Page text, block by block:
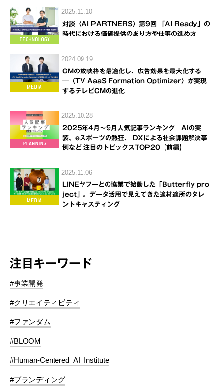
2025.11.10
対談〈AI PARTNERS〉第9回 「AI Ready」の
時代における価値提供のあり方や仕事の進め方
2024.09.19
CMの放映枠を最適化し、広告効果を最大化する─
─〈TV AaaS Formation Optimizer〉が実現
するテレビCMの進化
2025.10.28
2025年4月～9月人気記事ランキング AIの実
装、eスポーツの熱狂、 DXによる社会課題解決事
例など 注目のトピックスTOP20【前編】
2025.11.06
LINEヤフーとの協業で始動した「Butterfly pro
ject」。データ活用で見えてきた適材適所のタレ
ントキャスティング
注目キーワード
#事業開発
#クリエイティビティ
#ファンダム
#BLOOM
#Human-Centered_AI_Institute
#ブランディング